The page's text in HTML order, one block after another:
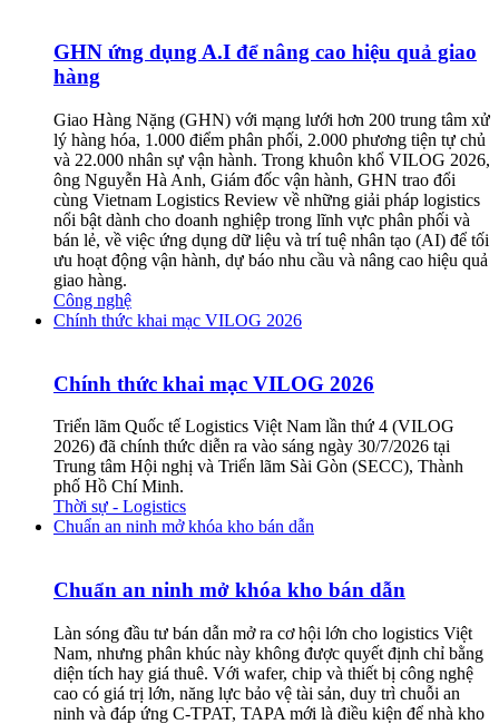
GHN ứng dụng A.I để nâng cao hiệu quả giao
hàng
Giao Hàng Nặng (GHN) với mạng lưới hơn 200 trung tâm xử
lý hàng hóa, 1.000 điểm phân phối, 2.000 phương tiện tự chủ
và 22.000 nhân sự vận hành. Trong khuôn khổ VILOG 2026,
ông Nguyễn Hà Anh, Giám đốc vận hành, GHN trao đổi
cùng Vietnam Logistics Review về những giải pháp logistics
nổi bật dành cho doanh nghiệp trong lĩnh vực phân phối và
bán lẻ, về việc ứng dụng dữ liệu và trí tuệ nhân tạo (AI) để tối
ưu hoạt động vận hành, dự báo nhu cầu và nâng cao hiệu quả
giao hàng.
Công nghệ
Chính thức khai mạc VILOG 2026
Chính thức khai mạc VILOG 2026
Triển lãm Quốc tế Logistics Việt Nam lần thứ 4 (VILOG
2026) đã chính thức diễn ra vào sáng ngày 30/7/2026 tại
Trung tâm Hội nghị và Triển lãm Sài Gòn (SECC), Thành
phố Hồ Chí Minh.
Thời sự - Logistics
Chuẩn an ninh mở khóa kho bán dẫn
Chuẩn an ninh mở khóa kho bán dẫn
Làn sóng đầu tư bán dẫn mở ra cơ hội lớn cho logistics Việt
Nam, nhưng phân khúc này không được quyết định chỉ bằng
diện tích hay giá thuê. Với wafer, chip và thiết bị công nghệ
cao có giá trị lớn, năng lực bảo vệ tài sản, duy trì chuỗi an
ninh và đáp ứng C-TPAT, TAPA mới là điều kiện để nhà kho